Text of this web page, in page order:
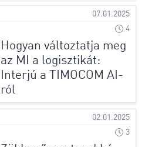
07.01.2025
4
Hogyan változtatja meg
az MI a logisztikát:
Interjú a TIMOCOM AI-
ról
02.01.2025
3